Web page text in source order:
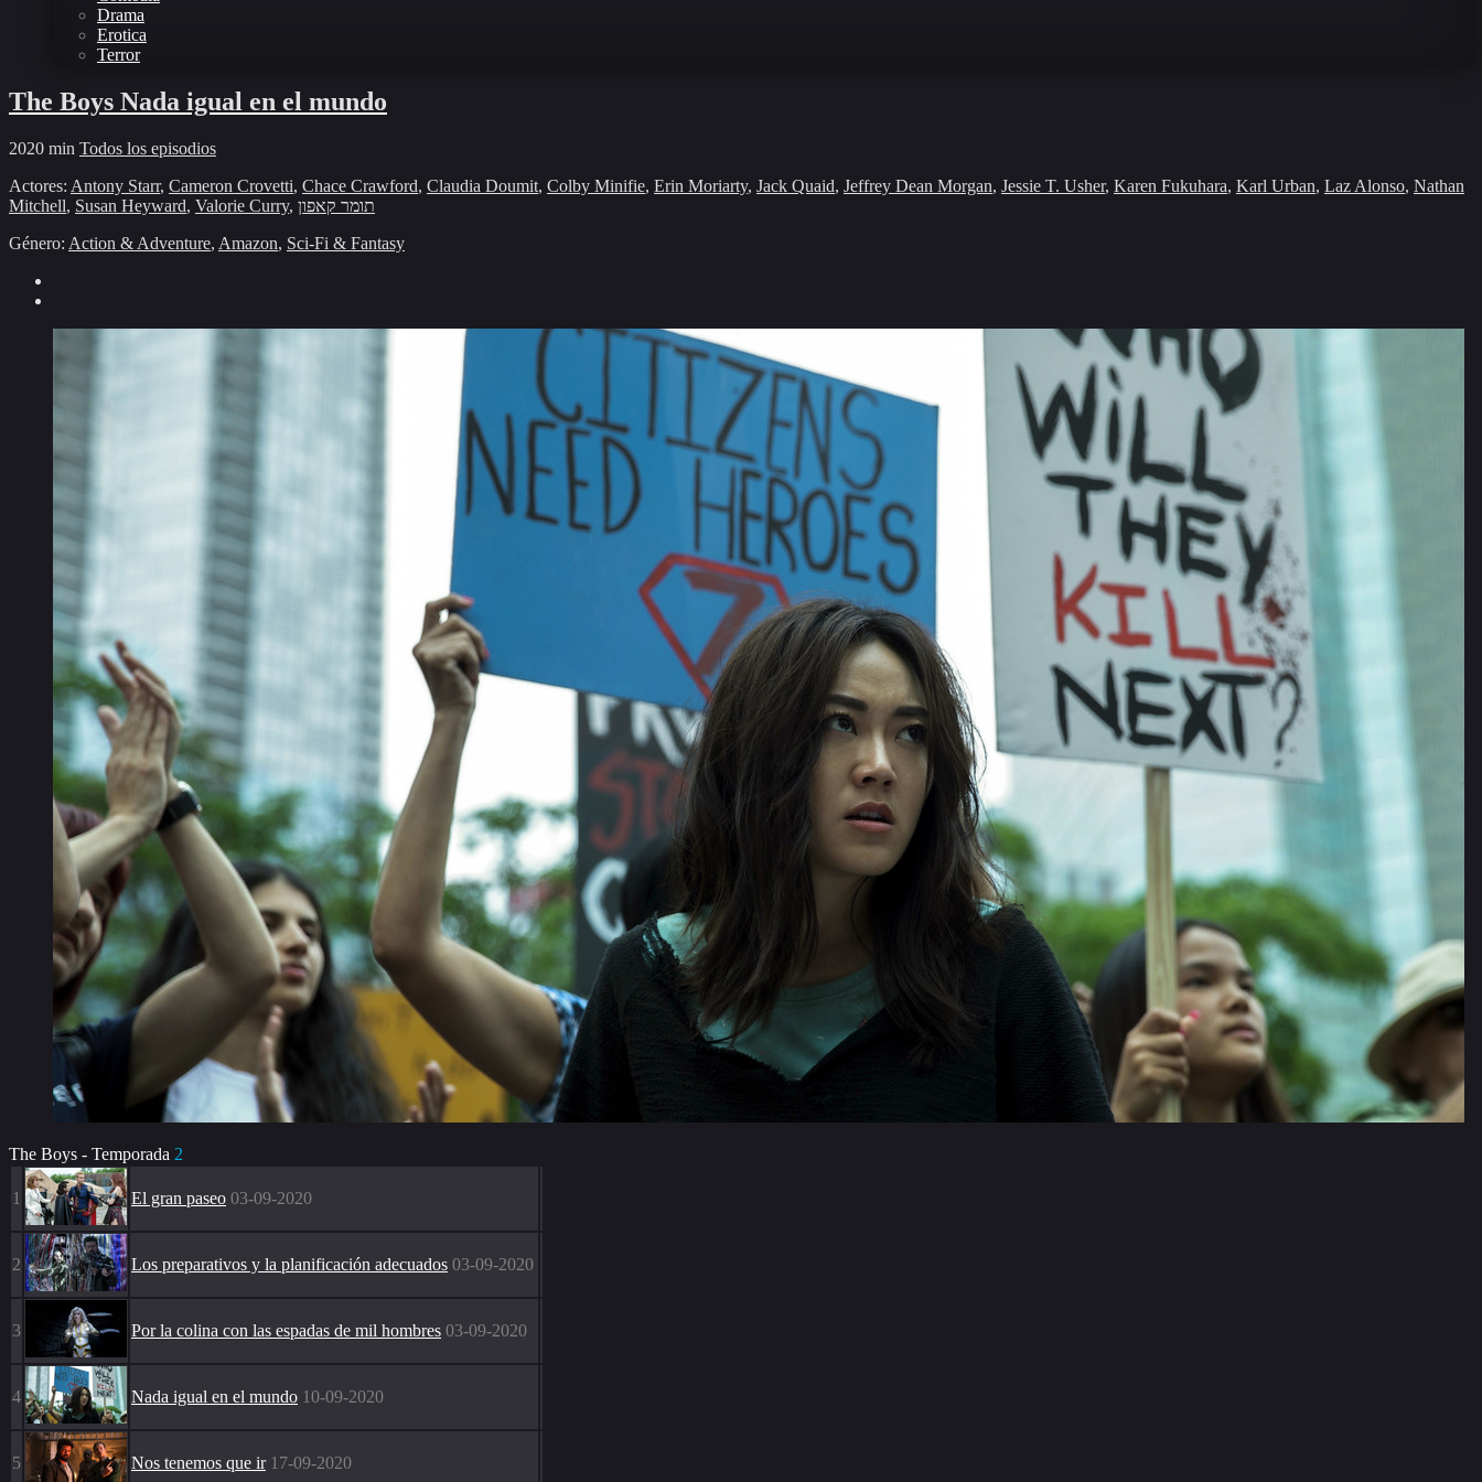
Drama
Erotica
Terror
The Boys Nada igual en el mundo
2020 min Todos los episodios
Actores: Antony Starr, Cameron Crovetti, Chace Crawford, Claudia Doumit, Colby Minifie, Erin Moriarty, Jack Quaid, Jeffrey Dean Morgan, Jessie T. Usher, Karen Fukuhara, Karl Urban, Laz Alonso, Nathan
Mitchell, Susan Heyward, Valorie Curry, תומר קאפון
Género: Action & Adventure, Amazon, Sci-Fi & Fantasy
The Boys - Temporada 2
1 El gran paseo 03-09-2020
2 Los preparativos y la planificación adecuados 03-09-2020
3 Por la colina con las espadas de mil hombres 03-09-2020
4 Nada igual en el mundo 10-09-2020
5 Nos tenemos que ir 17-09-2020